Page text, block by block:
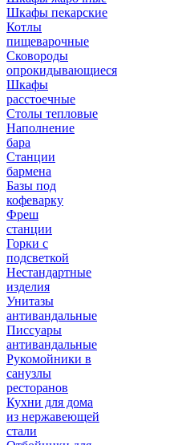
Шкафы пекарские
Котлы
пищеварочные
Сковороды
опрокидывающиеся
Шкафы
расстоечные
Столы тепловые
Наполнение
бара
Станции
бармена
Базы под
кофеварку
Фреш
станции
Горки с
подсветкой
Нестандартные
изделия
Унитазы
антивандальные
Писсуары
антивандальные
Рукомойники в
санузлы
ресторанов
Кухни для дома
из нержавеющей
стали